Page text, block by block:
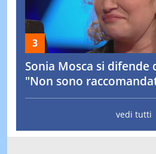
Sonia Mosca si difende
"Non sono
vedi tutti